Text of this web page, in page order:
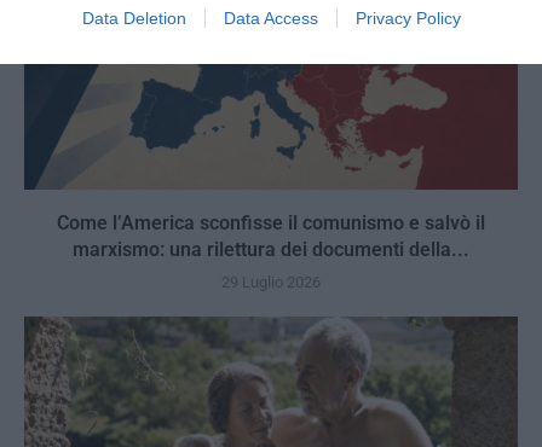
Data Deletion Data Access Privacy Policy
Come l’America sconfisse il comunismo e salvò il
marxismo: una rilettura dei documenti della...
29 Luglio 2026